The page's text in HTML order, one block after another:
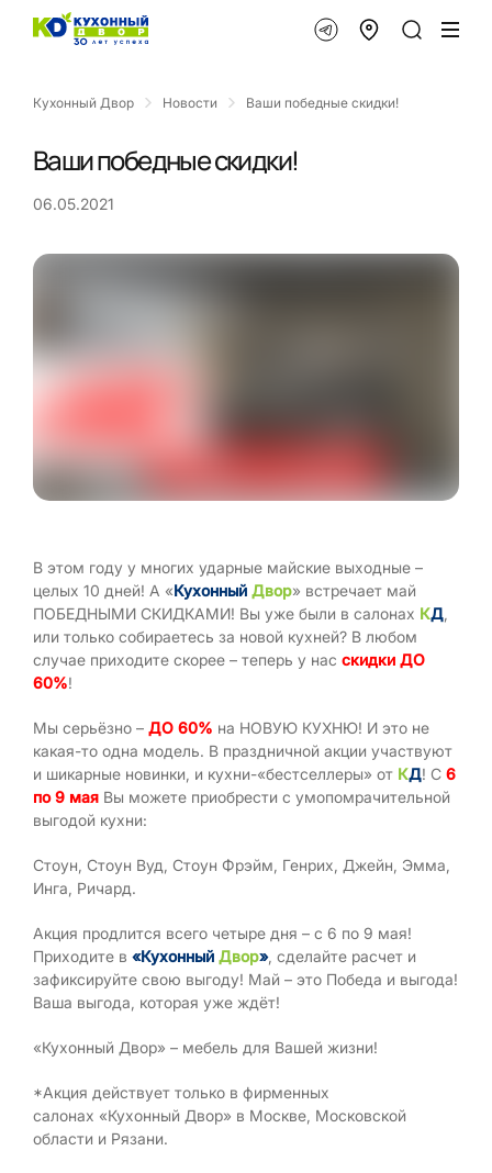
Кухонный Двор Новости Ваши победные скидки!
Ваши победные скидки!
06.05.2021
В этом году у многих ударные майские выходные –
целых 10 дней! А «Кухонный Двор» встречает май
ПОБЕДНЫМИ СКИДКАМИ! Вы уже были в салонах КД
или только собираетесь за новой кухней? В любом
случае приходите скорее – теперь у нас скидки ДО
60%!
Мы серьёзно – ДО 60% на НОВУЮ КУХНЮ! И это не
какая-то одна модель. В праздничной акции участвуют
и шикарные новинки, и кухни-«бестселлеры» от КД! С 6
по 9 мая Вы можете приобрести с умопомрачительной
выгодой кухни:
Стоун, Стоун Вуд, Стоун Фрэйм, Генрих, Джейн, Эмма,
Инга, Ричард.
Акция продлится всего четыре дня – с 6 по 9 мая!
Приходите в «Кухонный Двор», сделайте расчет и
зафиксируйте свою выгоду! Май – это Победа и выгода!
Ваша выгода, которая уже ждёт!
«Кухонный Двор» – мебель для Вашей жизни!
*Акция действует только в фирменных
салонах «Кухонный Двор» в Москве, Московской
области и Рязани.